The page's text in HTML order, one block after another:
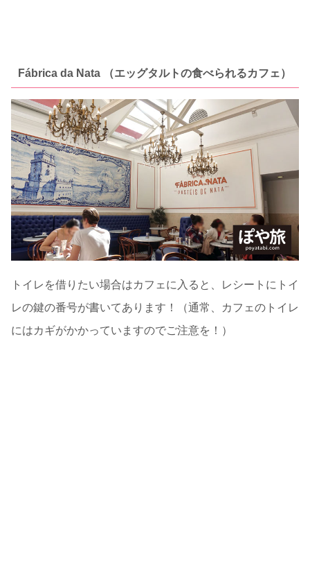
Fábrica da Nata （エッグタルトの食べられるカフェ）
トイレを借りたい場合はカフェに入ると、レシートにトイ
レの鍵の番号が書いてあります！（通常、カフェのトイレ
にはカギがかかっていますのでご注意を！）